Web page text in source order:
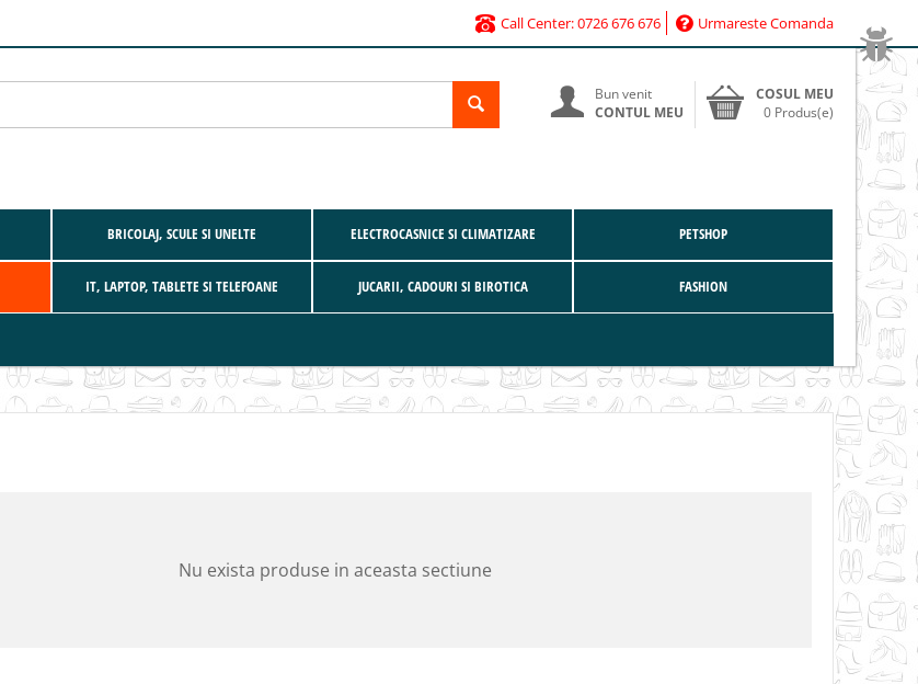
Call Center: 0726 676 676 Urmareste Comanda
COSUL MEU
0 Produs(e)
Bun venit
CONTUL MEU
BRICOLAJ, SCULE SI UNELTE ELECTROCASNICE SI CLIMATIZARE PETSHOP
IT, LAPTOP, TABLETE SI TELEFOANE JUCARII, CADOURI SI BIROTICA FASHION
Nu exista produse in aceasta sectiune